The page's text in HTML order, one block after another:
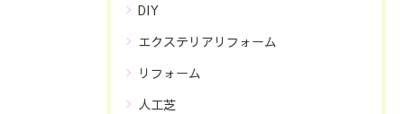
DIY
エクステリアリフォーム
リフォーム
人工芝